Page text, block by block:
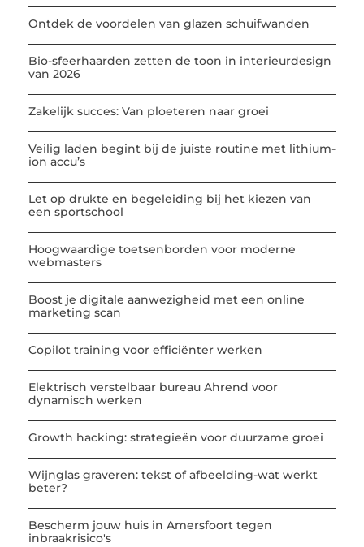
Ontdek de voordelen van glazen schuifwanden
Bio-sfeerhaarden zetten de toon in interieurdesign
van 2026
Zakelijk succes: Van ploeteren naar groei
Veilig laden begint bij de juiste routine met lithium-
ion accu’s
Let op drukte en begeleiding bij het kiezen van
een sportschool
Hoogwaardige toetsenborden voor moderne
webmasters
Boost je digitale aanwezigheid met een online
marketing scan
Copilot training voor efficiënter werken
Elektrisch verstelbaar bureau Ahrend voor
dynamisch werken
Growth hacking: strategieën voor duurzame groei
Wijnglas graveren: tekst of afbeelding-wat werkt
beter?
Bescherm jouw huis in Amersfoort tegen
inbraakrisico's